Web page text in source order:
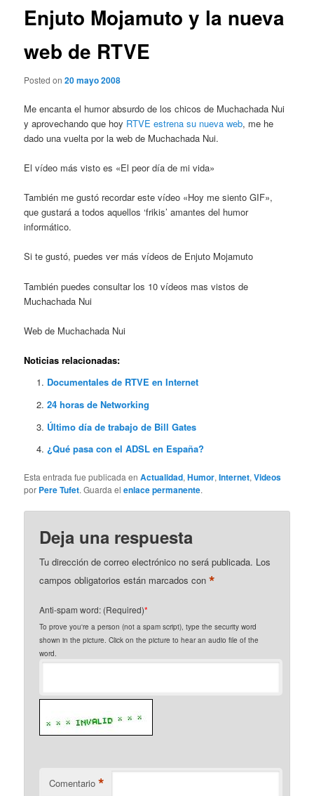
Enjuto Mojamuto y la nueva
web de RTVE
Posted on20 mayo 2008
Me encanta el humor absurdo de los chicos de Muchachada Nui
y aprovechando que hoy RTVE estrena su nueva web, me he
dado una vuelta por la web de Muchachada Nui.
El vídeo más visto es «El peor día de mi vida»
También me gustó recordar este vídeo «Hoy me siento GIF»,
que gustará a todos aquellos ‘frikis’ amantes del humor
informático.
Si te gustó, puedes ver más vídeos de Enjuto Mojamuto
También puedes consultar los 10 vídeos mas vistos de
Muchachada Nui
Web de Muchachada Nui
Noticias relacionadas:
Documentales de RTVE en Internet
24 horas de Networking
Último día de trabajo de Bill Gates
¿Qué pasa con el ADSL en España?
Esta entrada fue publicada enActualidad,Humor,Internet,Videos
por Pere Tufet. Guarda elenlace permanente.
Deja una respuesta
Tu dirección de correo electrónico no será publicada. Los
campos obligatorios están marcados con*
Anti-spam word: (Required)*
To prove you're a person (not a spam script), type the security word
shown in the picture. Click on the picture to hear an audio file of the
word.
Comentario *